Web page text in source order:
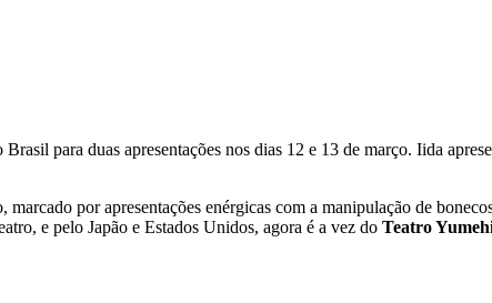
Brasil para duas apresentações nos dias 12 e 13 de março. Iida
por apresentações enérgicas com a manipulação de
e pelo Japão e Estados Unidos, agora é a vez do Teatro